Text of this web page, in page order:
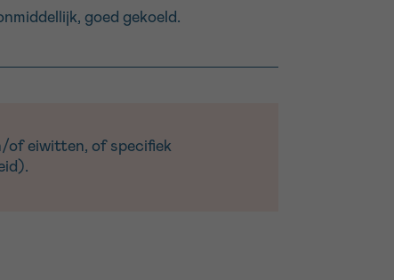
goed gekoeld.
of eiwitten, of specifiek